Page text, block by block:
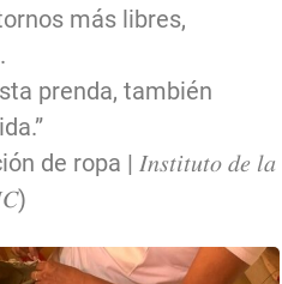
más libres,
prenda, también
ropa | 𝐼𝑛𝑠𝑡𝑖𝑡𝑢𝑡𝑜 𝑑𝑒 𝑙𝑎